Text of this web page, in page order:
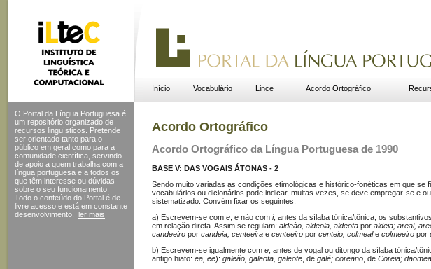
Início Vocabulário Lince Acordo Ortográfico
O Portal da Língua Portuguesa é
um repositório organizado de
recursos linguísticos. Pretende
ser orientado tanto para o
público em geral como para a
comunidade científica, servindo
de apoio a quem trabalha com a
língua portuguesa e a todos os
que têm interesse ou dúvidas
sobre o seu funcionamento.
Todo o conteúdo do Portal é de
livre acesso e está em constante
desenvolvimento.
ler mais
Acordo Ortográfico
Acordo Ortográfico da Língua Portuguesa de 1990
BASE V: DAS VOGAIS ÁTONAS - 2
Sendo muito variadas as condições etimológicas e histórico-fonéticas em que se
vocabulários ou dicionários pode indicar, muitas vezes, se deve empregar-se e
sistematizado. Convém fixar os seguintes:
a) Escrevem-se com e , e não com i, antes da sílaba tónica/tônica, os
em relação direta. Assim se regulam: aldeão, aldeola, aldeota por aldeia; areal,
candeeiro por candeia; centeeira e centeeiro por centeio; colmeale colmeeiro por
b) Escrevem-se igualmente com e , antes de vogal ou ditongo da sílaba tónica/
antigo hiato: ea, ee): galeão, galeota, galeote , de galé; coreano , de Coreia;